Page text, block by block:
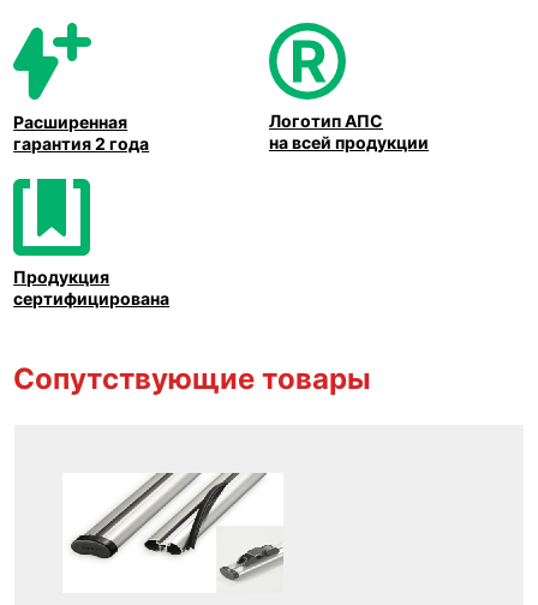
Расширенная
гарантия 2 года
Логотип АПС
на всей продукции
Продукция
сертифицирована
Сопутствующие товары